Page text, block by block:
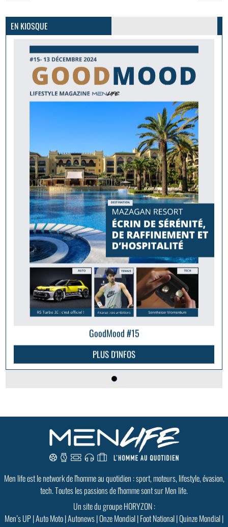
EN KIOSQUE PLUS D'INFOS
GoodMood #15
PLUS D'INFOS
Men life est le network de l'homme au quotidien : sport, moteurs, lifestyle, évasion,
tech. Toutes les passions de l'homme sont sur Men life.
Un site du groupe HORYZON :
Men’s UP|Auto Moto|Autonews|Onze Mondial|Foot National|Quinze Mondial|